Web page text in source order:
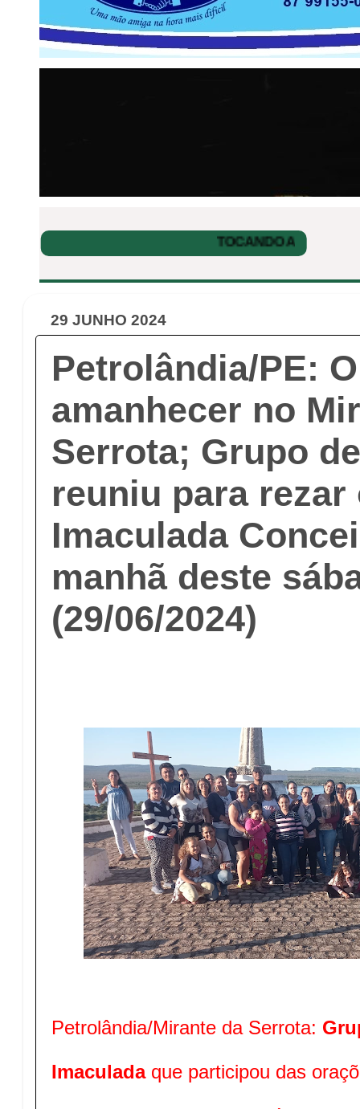
29 JUNHO 2024
Petrolândia/PE:
amanhecer no
Serrota; Grupo
reuniu para
Imaculada
manhã deste
(29/06/2024)
Petrolândia/Mirante da Serrota:
Imaculadaque participou das